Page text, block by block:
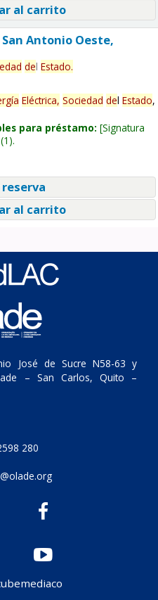
al carrito
Antonio Oeste,
del Estado.
Eléctrica, Sociedad del Estado,
para préstamo: Signatura
(1).
al carrito
José de Sucre N58-63 y
– San Carlos, Quito –
280